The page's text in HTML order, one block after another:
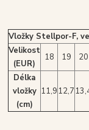
Vložky Stellpor-F,
Velikost
(EUR)
18 19 20
Délka
vložky
(cm)
11,912,7